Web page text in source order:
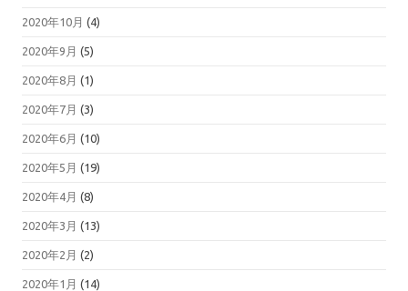
2020年10月 (4)
2020年9月 (5)
2020年8月 (1)
2020年7月 (3)
2020年6月 (10)
2020年5月 (19)
2020年4月 (8)
2020年3月 (13)
2020年2月 (2)
2020年1月 (14)